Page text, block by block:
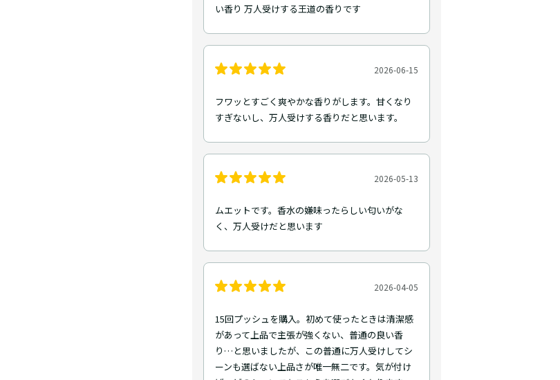
い香り 万人受けする王道の香りです
2026-06-15
フワッとすごく爽やかな香りがします。甘くなり
すぎないし、万人受けする香りだと思います。
2026-05-13
ムエットです。香水の嫌味ったらしい匂いがな
く、万人受けだと思います
2026-04-05
15回プッシュを購入。初めて使ったときは清潔感
があって上品で主張が強くない、普通の良い香
り…と思いましたが、この普通に万人受けしてシ
ーンも選ばない上品さが唯一無二です。気が付け